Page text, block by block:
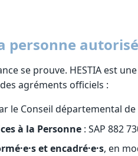
personne
se prouve. HESTIA est
agréments officiels :
le Conseil départemental de
à la Personne: SAP 882
et encadré·e·s, en